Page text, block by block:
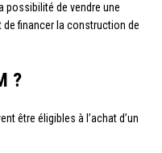
de vendre une
financer la construction de
?
être éligibles à l’achat d’un